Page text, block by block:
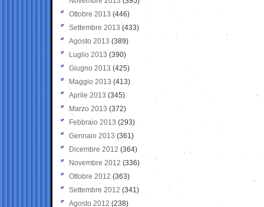
Ottobre 2013 (446)
Settembre 2013 (433)
Agosto 2013 (389)
Luglio 2013 (390)
Giugno 2013 (425)
Maggio 2013 (413)
Aprile 2013 (345)
Marzo 2013 (372)
Febbraio 2013 (293)
Gennaio 2013 (361)
Dicembre 2012 (364)
Novembre 2012 (336)
Ottobre 2012 (363)
Settembre 2012 (341)
Agosto 2012 (238)